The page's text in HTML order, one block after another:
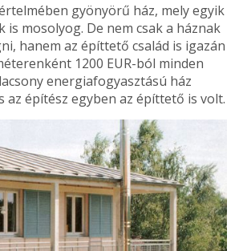
gyönyörű ház, mely egyik
is mosolyog. De nem csak a háznak
hanem az építtető család is igazán
1200 EUR-ból minden
energiafogyasztású ház
az építész egyben az építtető is volt.